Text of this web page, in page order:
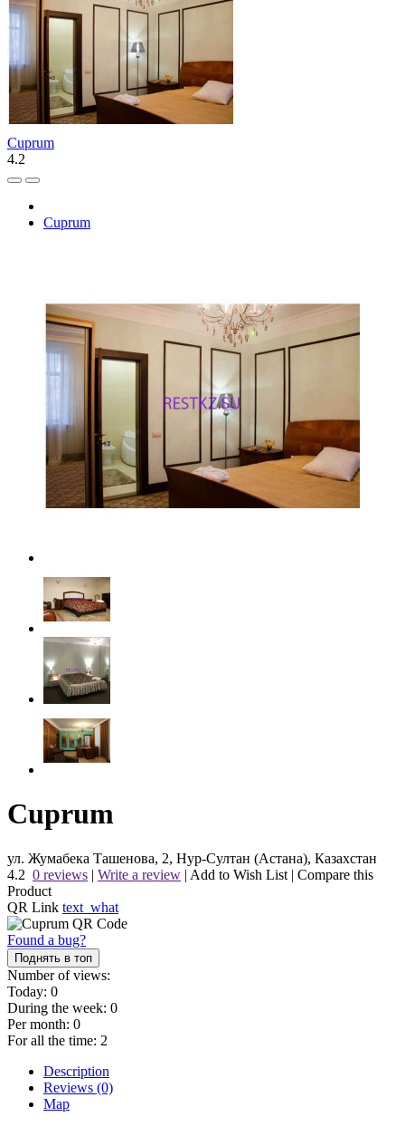
Cuprum
4.2
Cuprum
Cuprum
ул. Жумабека Ташенова, 2, Нур-Султан (Астана), Казахстан
4.2 0 reviews | Write a review | Add to Wish List | Compare this
Product
QR Link text_what
Found a bug?
Поднять в топ
Number of views:
Today: 0
During the week: 0
Per month: 0
For all the time: 2
Description
Reviews (0)
Map